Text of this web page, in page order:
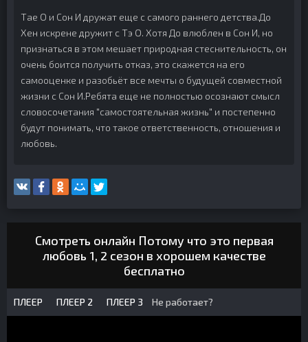
Тае О и Сон И дружат еще с самого раннего детства.До
Хен искрене дружит с Тэ О. Хотя До влюблен в Сон И, но
признаться в этом мешает природная стеснительность, он
очень боится получить отказ, это скажется на его
самооценке и разобьёт все мечты о будущей совместной
жизни с Сон И.Ребята еще не полностью осознают смысл
словосочетания "самостоятельная жизнь" и постепенно
будут понимать, что такое ответственность, отношения и
любовь.
Смотреть онлайн Потому что это первая
любовь 1, 2 сезон в хорошем качестве
бесплатно
ПЛЕЕР ПЛЕЕР 2 ПЛЕЕР 3 Не работает?